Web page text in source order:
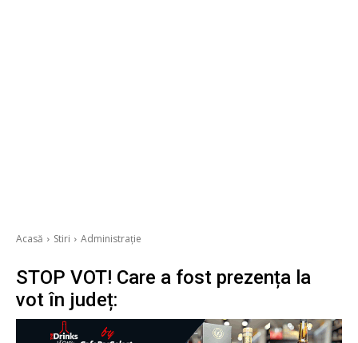
Acasă Stiri Administrație
STOP VOT! Care a fost prezența la
vot în județ: